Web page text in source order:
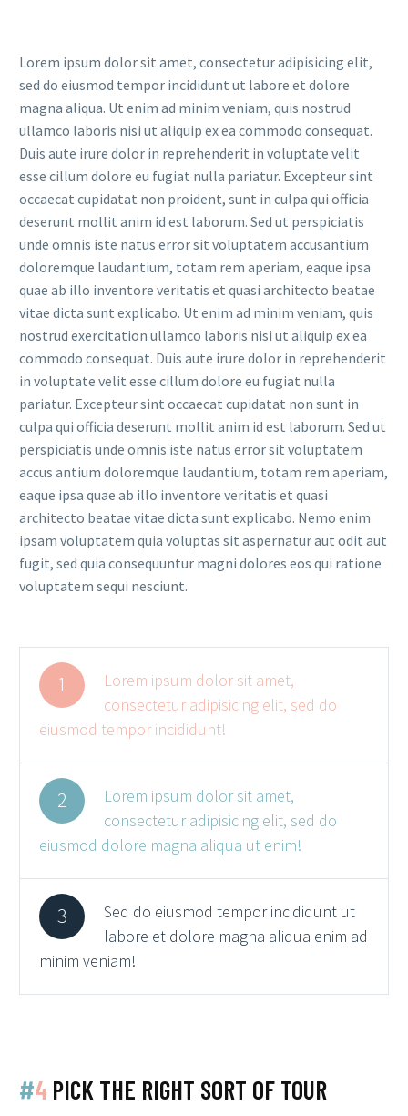
Lorem ipsum dolor sit amet, consectetur adipisicing elit,
sed do eiusmod tempor incididunt ut labore et dolore
magna aliqua. Ut enim ad minim veniam, quis nostrud
ullamco laboris nisi ut aliquip ex ea commodo consequat.
Duis aute irure dolor in reprehenderit in voluptate velit
esse cillum dolore eu fugiat nulla pariatur. Excepteur sint
occaecat cupidatat non proident, sunt in culpa qui officia
deserunt mollit anim id est laborum. Sed ut perspiciatis
unde omnis iste natus error sit voluptatem accusantium
doloremque laudantium, totam rem aperiam, eaque ipsa
quae ab illo inventore veritatis et quasi architecto beatae
vitae dicta sunt explicabo. Ut enim ad minim veniam, quis
nostrud exercitation ullamco laboris nisi ut aliquip ex ea
commodo consequat. Duis aute irure dolor in reprehenderit
in voluptate velit esse cillum dolore eu fugiat nulla
pariatur. Excepteur sint occaecat cupidatat non sunt in
culpa qui officia deserunt mollit anim id est laborum. Sed ut
perspiciatis unde omnis iste natus error sit voluptatem
accus antium doloremque laudantium, totam rem aperiam,
eaque ipsa quae ab illo inventore veritatis et quasi
architecto beatae vitae dicta sunt explicabo. Nemo enim
ipsam voluptatem quia voluptas sit aspernatur aut odit aut
fugit, sed quia consequuntur magni dolores eos qui ratione
voluptatem sequi nesciunt.
1
Lorem ipsum dolor sit amet,
consectetur adipisicing elit, sed do
eiusmod tempor incididunt!
2
Lorem ipsum dolor sit amet,
consectetur adipisicing elit, sed do
eiusmod dolore magna aliqua ut enim!
3
Sed do eiusmod tempor incididunt ut
labore et dolore magna aliqua enim ad
minim veniam!
#4 PICK THE RIGHT SORT OF TOUR